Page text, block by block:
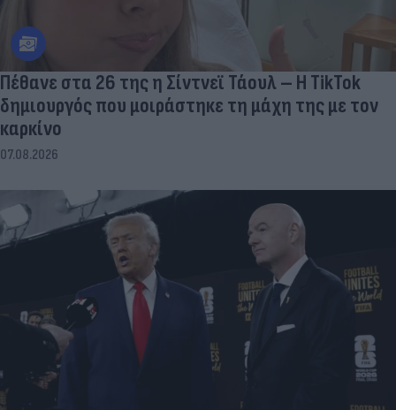
Πέθανε στα 26 της η Σίντνεϊ Τάουλ – Η TikTok
δημιουργός που μοιράστηκε τη μάχη της με τον
καρκίνο
07.08.2026